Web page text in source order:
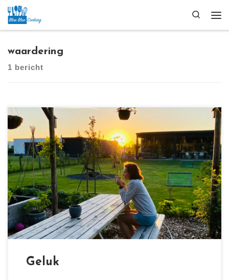
Ga naar inhoud
Search
waardering
1 bericht
[…]
Geluk